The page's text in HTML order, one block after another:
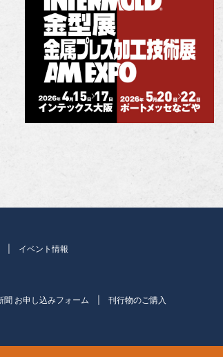
イベント情報
聞 お申し込みフォーム 刊行物のご購入